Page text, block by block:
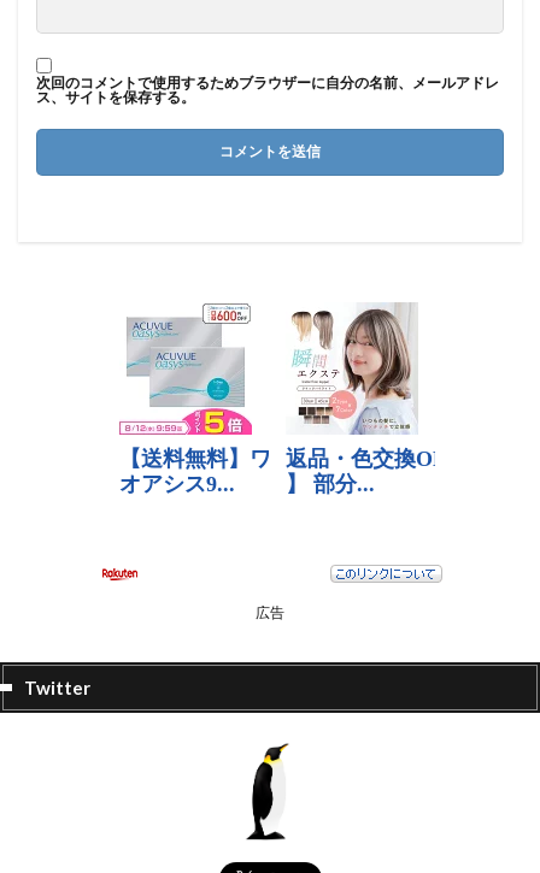
次回のコメントで使用するためブラウザーに自分の名前、メールアドレ
ス、サイトを保存する。
広告
Twitter